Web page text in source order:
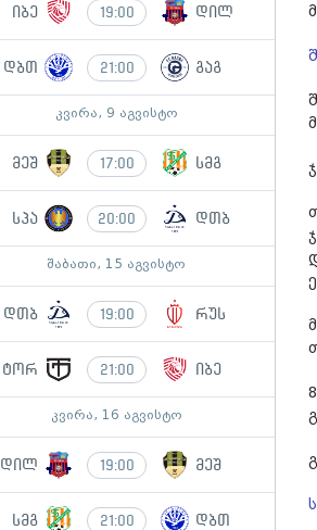
იბე 19:00 დილ
დბთ 21:00 გაგ
კვირა, 9 აგვისტო
მეშ 17:00 სმგ
სპა 20:00 დთბ
შაბათი, 15 აგვისტო
დთბ 19:00 რუს
ტორ 21:00 იბე
კვირა, 16 აგვისტო
დილ 19:00 მეშ
სმგ 21:00 დბთ